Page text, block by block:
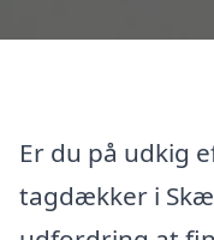
Er du på udkig
tagdækker i